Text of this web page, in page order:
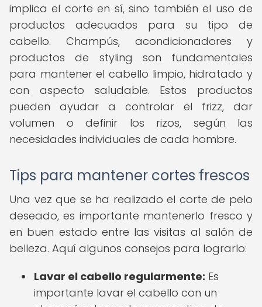
implica el corte en sí, sino también el uso de
productos adecuados para su tipo de
cabello. Champús, acondicionadores y
productos de styling son fundamentales
para mantener el cabello limpio, hidratado y
con aspecto saludable. Estos productos
pueden ayudar a controlar el frizz, dar
volumen o definir los rizos, según las
necesidades individuales de cada hombre.
Tips para mantener cortes frescos
Una vez que se ha realizado el corte de pelo
deseado, es importante mantenerlo fresco y
en buen estado entre las visitas al salón de
belleza. Aquí algunos consejos para lograrlo:
Lavar el cabello regularmente: Es
importante lavar el cabello con un